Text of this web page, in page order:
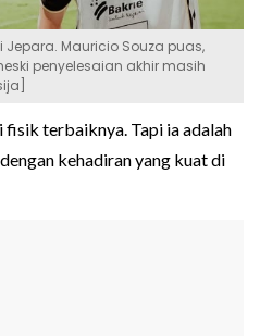
Jepara. Mauricio Souza puas,
penyelesaian akhir masih
fisik terbaiknya. Tapi ia adalah
kehadiran yang kuat di